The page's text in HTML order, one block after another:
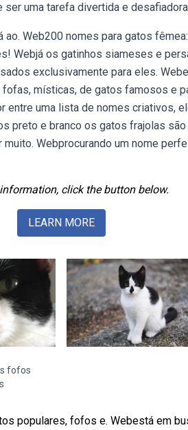
uma tarefa divertida e
ao. Web200 nomes para gatos
Webjá os gatinhos siameses e
exclusivamente para eles.
místicas, de gatos famosos e
entre uma lista de nomes criativos,
preto e branco os gatos frajolas
Webprocurando um nome
click the button below.
LEARN MORE
fofos
populares, fofos e. Webestá em